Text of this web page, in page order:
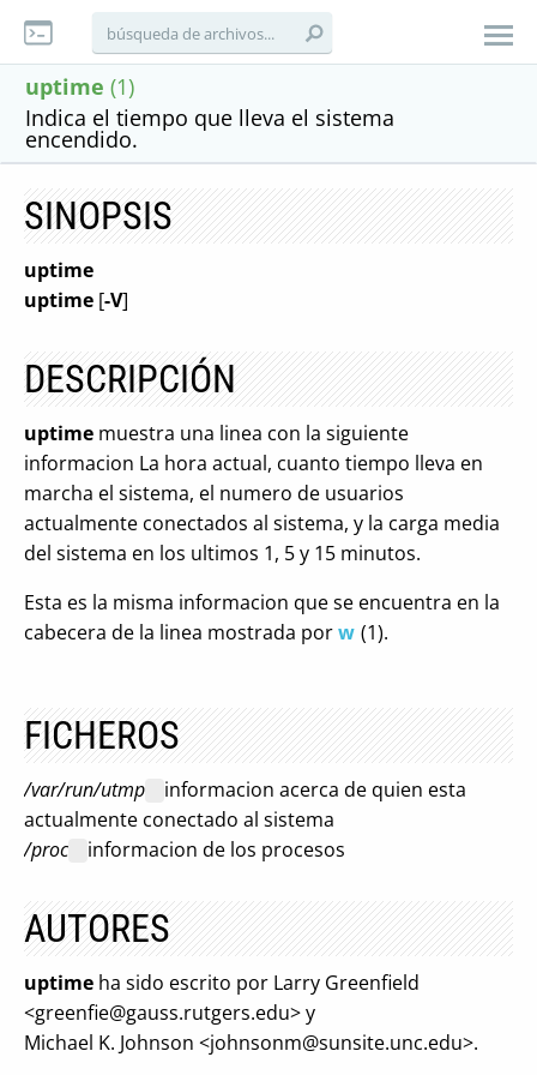
uptime (1)
Indica el tiempo que lleva el sistema
encendido.
SINOPSIS
uptime
uptime [-V]
DESCRIPCIÓN
uptime muestra una linea con la siguiente
informacion La hora actual, cuanto tiempo lleva en
marcha el sistema, el numero de usuarios
actualmente conectados al sistema, y la carga media
del sistema en los ultimos 1, 5 y 15 minutos.
Esta es la misma informacion que se encuentra en la
cabecera de la linea mostrada porw (1).
FICHEROS
/var/run/utmp
informacion acerca de quien esta
actualmente conectado al sistema
/proc
informacion de los procesos
AUTORES
uptime ha sido escrito por Larry Greenfield
<greenfie@gauss.rutgers.edu> y
Michael K. Johnson <johnsonm@sunsite.unc.edu>.